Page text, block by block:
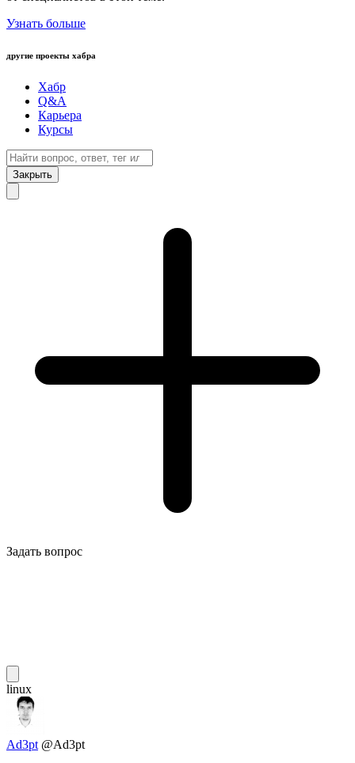
Узнать больше
другие проекты хабра
Хабр
Q&A
Карьера
Курсы
Закрыть
Задать вопрос
linux
Ad3pt @Ad3pt